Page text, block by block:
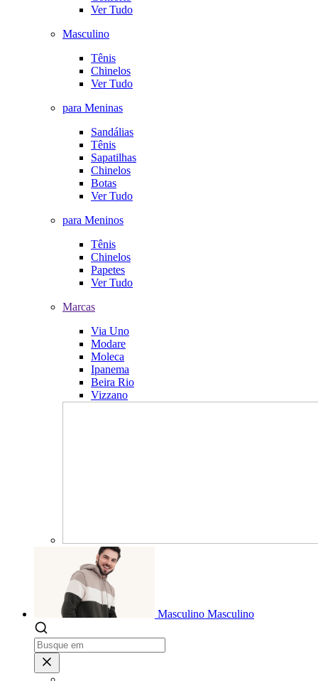
Ver Tudo
Masculino
Tênis
Chinelos
Ver Tudo
para Meninas
Sandálias
Tênis
Sapatilhas
Chinelos
Botas
Ver Tudo
para Meninos
Tênis
Chinelos
Papetes
Ver Tudo
Marcas
Via Uno
Modare
Moleca
Ipanema
Beira Rio
Vizzano
Masculino Masculino